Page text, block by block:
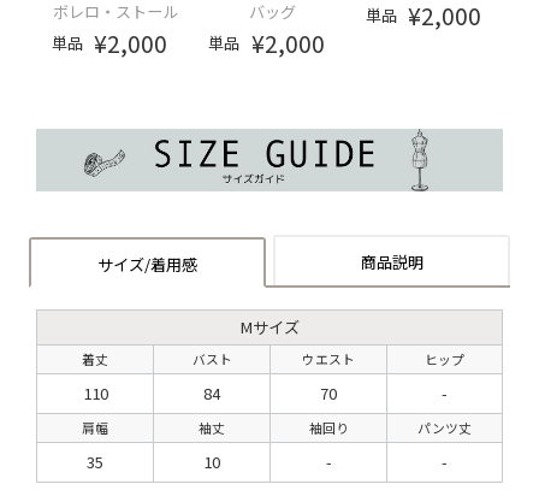
ボレロ・ストール
単品 ¥2,000
バッグ
単品 ¥2,000
単品 ¥2,000
サイズ/着用感 商品説明
Mサイズ
着丈 バスト ウエスト ヒップ
110 84 70 -
肩幅 袖丈 袖回り パンツ丈
35 10 - -